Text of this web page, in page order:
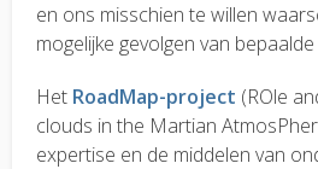
en ons misschien te willen
mogelijke gevolgen van
Het RoadMap-project (ROle
clouds in the Martian
expertise en de middelen van